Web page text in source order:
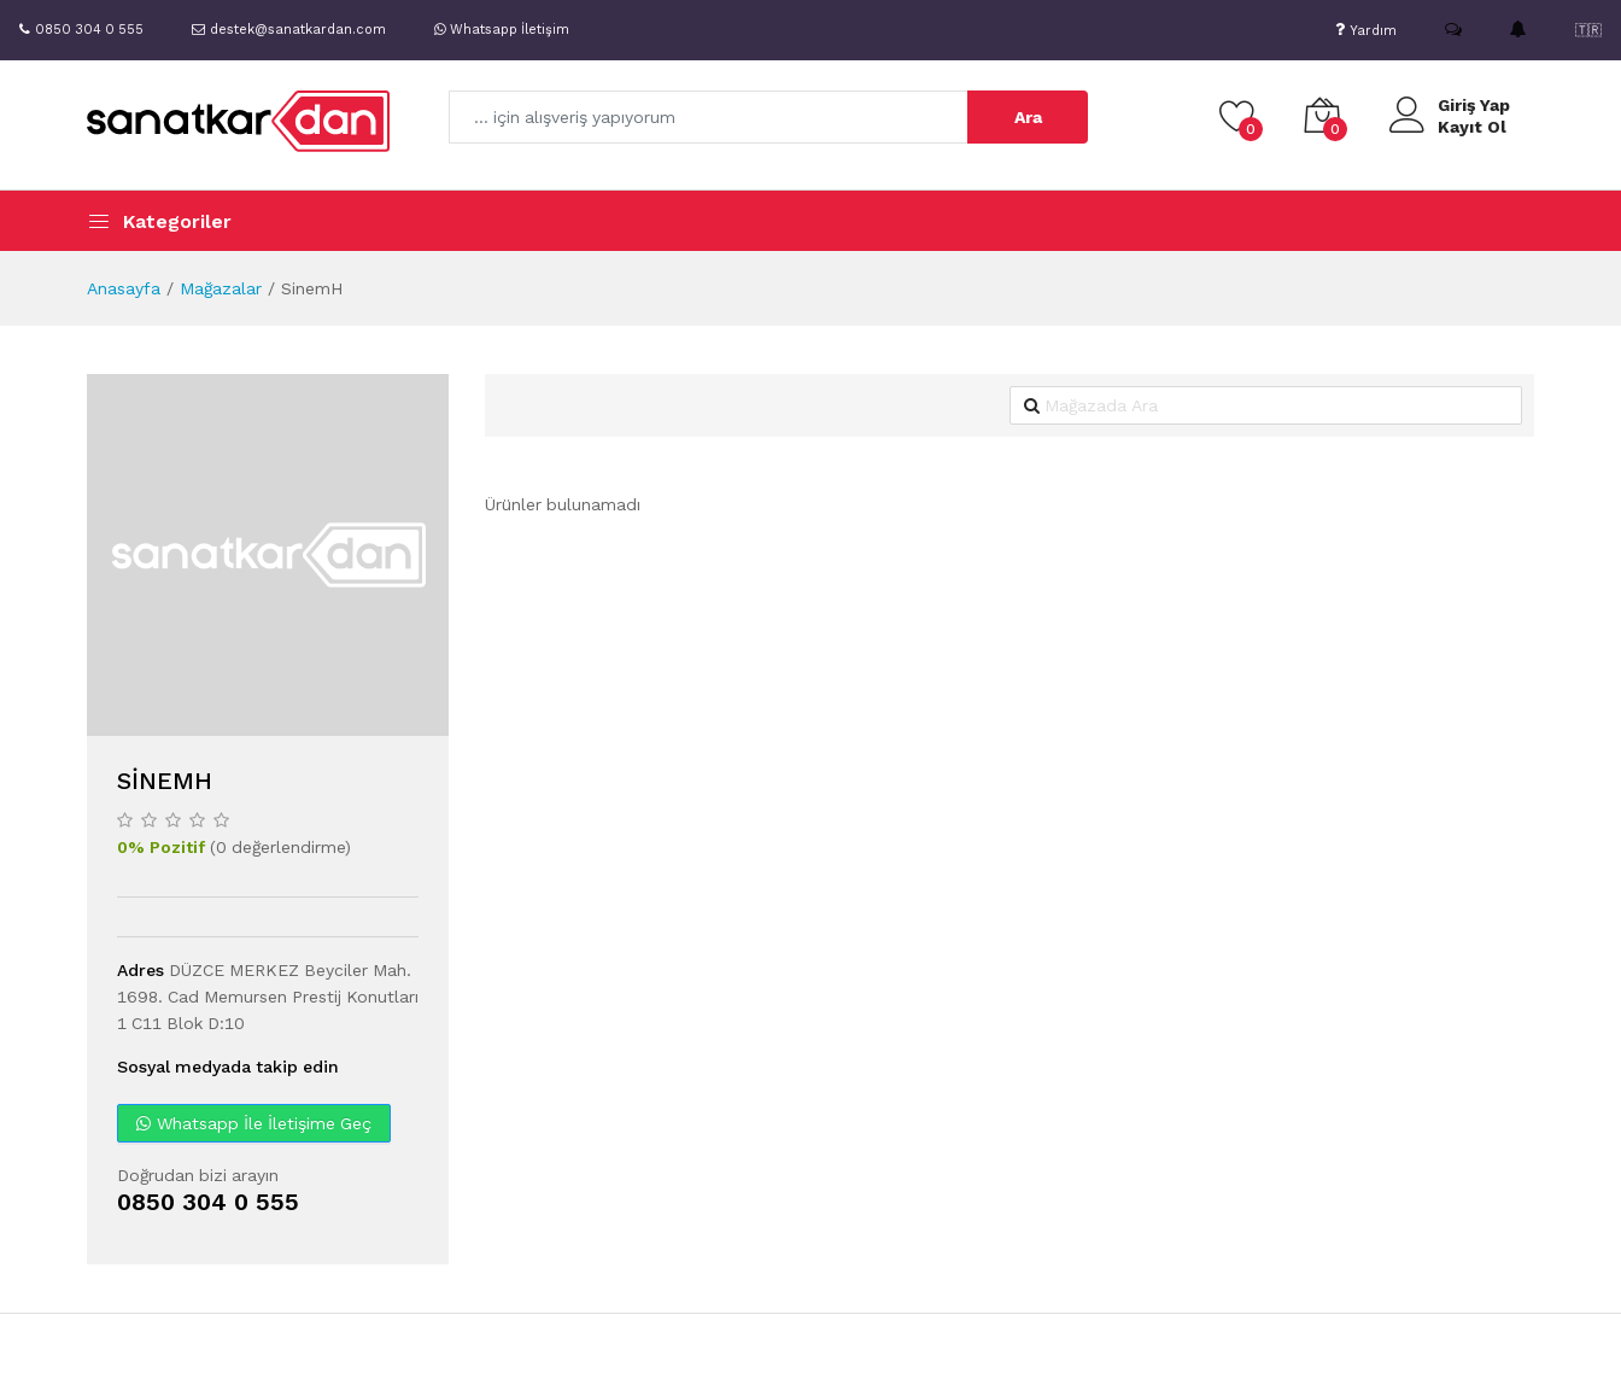
0850 304 0 555 destek@sanatkardan.com Whatsapp İletişim Yardım 🇹🇷
Ara
0 0
Giriş Yap
Kayıt Ol
Kategoriler
Anasayfa Mağazalar SinemH
SINEMH
0% Pozitif(0 değerlendirme)
Adres DÜZCE MERKEZ Beyciler Mah.
1698. Cad Memursen Prestij Konutları
1 C11 Blok D:10
Sosyal medyada takip edin
Whatsapp İle İletişime Geç
Doğrudan bizi arayın
0850 304 0 555
Ürünler bulunamadı